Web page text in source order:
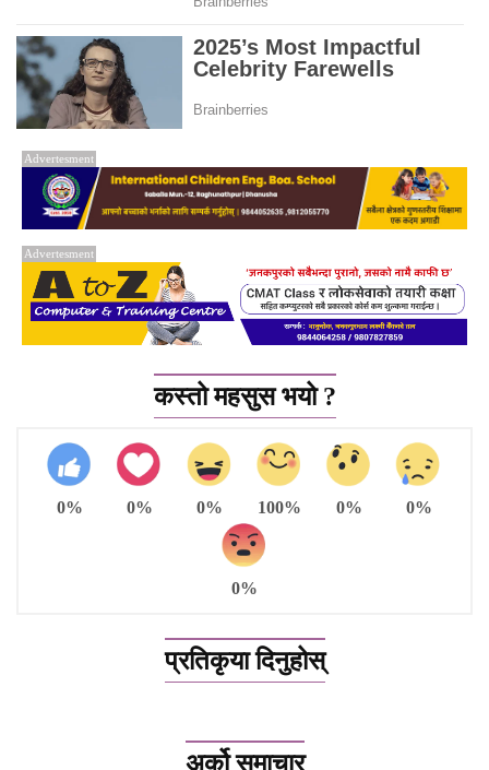
Advertesment
Advertesment
कस्तो महसुस भयो ?
0% 0% 0% 100% 0% 0%
0%
प्रतिकृया दिनुहोस्
अर्को समाचार